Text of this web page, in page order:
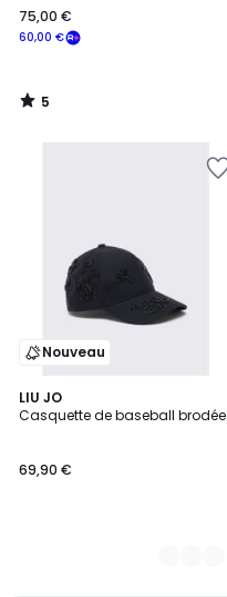
€
souscrivez
notre
programme
60,00 €
75,00 €
5
/
Nouveau
LIU JO
Casquette de baseball brodée
69,90 €
2
Couleurs